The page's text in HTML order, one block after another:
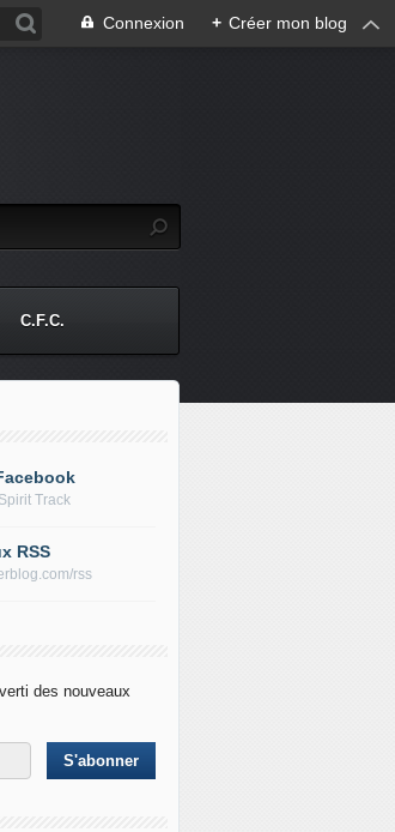
Connexion + Créer mon blog
C.F.C.
Track
RSS
rss
des nouveaux